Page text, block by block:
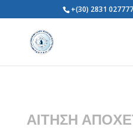
+(30) 2831 027777
ΑΙΤΗΣΗ